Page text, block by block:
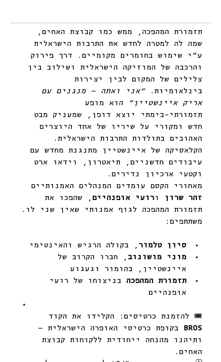
תזמורת המהפכה, ממש כמו קבוצת האחים,
שמה לה למטרה לחדש את התרבות הישראלית
ע״י שימוש בחומרים מקומיים. דרך פירוק
והרכבה של המוזיקה הישראלית ושילוב בין
צלילים של המקום לבין יצירות
בינלאומיות. "אני ואתה – מנגנים עם
אריק איינשטיין"
הוא מופע
תזמורתי-בימתי יוצא דופן, שמעניק מבט
חדש ומקורי על שיריו של אחד היוצרים
האהובים בתולדות התרבות הישראלית.
הקלאסיקה של איינשטיין מתנגנת מחדש עם
עיבודים חדשניים, תיאטרון, וידאו ארט
וקטעי ארכיון נדירים.
מאחורי הקסם עומדים המנהלים האמנותיים
זהר שרון
ורועי אופנהיים , שהפכו את
תזמורת המהפכה לגוף אמנותי שאין שני לו.
משתתפים:
סיון טלמור , בקולה הרגיש והאינטימי
מוני מושונוב , חברו הקרוב של
איינשטיין, בהומור וגעגוע
תזמורת המהפכה בניצוחו של רועי
אופנהיים
🎟 להזמנת כרטיסים: הקלידו את הקוד
BROS בקופת כרטיסי האופרה הישראלית –
ותיהנו מהנחה ייחודית ללקוחות קבוצת
האחים.